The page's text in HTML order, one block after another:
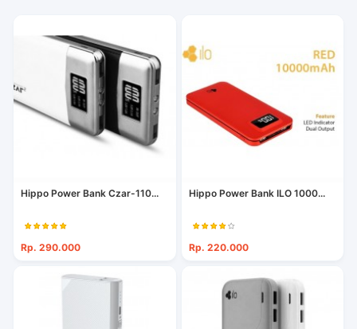
Hippo Power Bank Czar-110...
Rp. 290.000
Hippo Power Bank ILO 1000...
Rp. 220.000